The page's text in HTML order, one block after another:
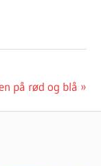
på rød og blå